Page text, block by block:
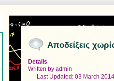
Αποδείξεις
Details
Written byadmin
Last Updated: 03 March